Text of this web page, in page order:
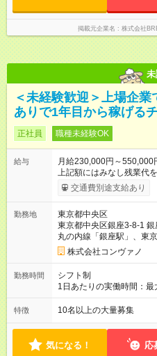
掲載元企業名 株式会社
＜未経験歓迎＞上場企
ありで1年目から稼げる
正社員 職種未経験OK
給与
月給230,000円～550,000
上記額にはみなし残業代
ます。 みなし残業代
上記には、月5.5時間分
円～ （期間中は契約社員
後正規登用可 【年収例】 ◆エリアマネージャー 月給25万円＋役
職手当3万円＋インセン
月給 25万円＋役職手当1
547円 ◆社員(役職なし)
万4，701円 ＜別途支給手当＞ ・インセンティブ：月10万円以
上も可能！ ・賞与：年2
たり) ・回数：随時 ・反
社内評価に基づく ※あな
きることが増えるほどお給料
間】試用期間あり 試用
に、本採用時と異なる部
交通費別途支給あり
勤務地
東京都中央区
東京都中央区銀座3-8-1
丸の内線「銀座駅」、東
手線「有楽町駅」）
株式会社コンヴァノ
勤務時間
シフト制
1日あたりの実働時間：
でのシフト制（実働8時
10時間程度 ※営業時間は
ます。
特徴 10名以上の大量募集
気になる！ 応